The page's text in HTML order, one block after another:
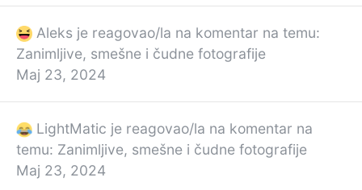
Aleks je reagovao/la na komentar na temu:
Zanimljive, smešne i čudne fotografije
Maj 23, 2024
LightMatic je reagovao/la na komentar na
temu: Zanimljive, smešne i čudne fotografije
Maj 23, 2024